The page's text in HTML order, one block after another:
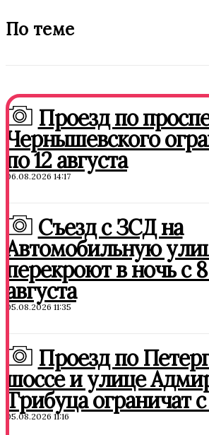
По теме
Проезд по
Чернышевского
по 12 августа
06.08.2026 14:17
Съезд с ЗСД на
Автомобильную
перекроют в ночь с
августа
05.08.2026 11:35
Проезд по
шоссе и улице
Трибуца ограничат с
05.08.2026 11:16